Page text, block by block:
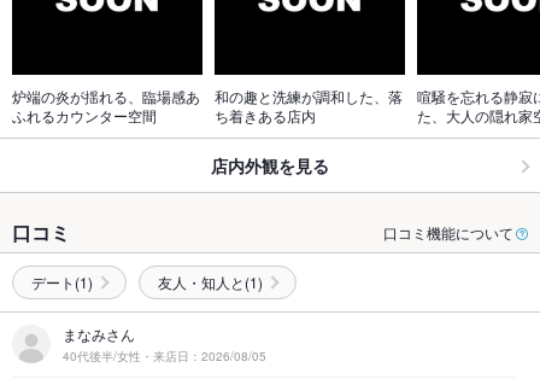
炉端の炎が揺れる、臨場感あ
ふれるカウンター空間
和の趣と洗練が調和した、落
ち着きある店内
喧騒を忘れる静寂
た、大人の隠れ家
店内外観を見る
口コミ 口コミ機能について
デート(1) 友人・知人と(1)
まなみさん
40代後半/女性・来店日：2026/08/05